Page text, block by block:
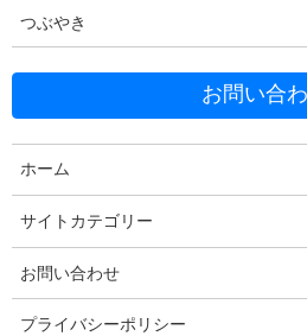
Facebook
Threads
Copy
つぶやき
お問い合
ホーム
サイトカテゴリー
お問い合わせ
プライバシーポリシー